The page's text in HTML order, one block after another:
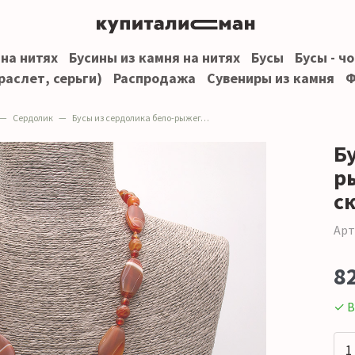
нитях Бусины из камня на нитях Бусы
Бусы -
серьги)
Распродажа Сувениры из камня
Сердолик Бусы из сердолика бело-рыжего таблетка скошенная
✓